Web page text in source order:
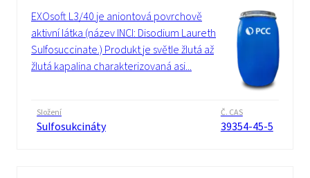
EXOsoft L3/40 je aniontová povrchově
aktivní látka (název INCI: Disodium Laureth
Sulfosuccinate.) Produkt je světle žlutá až
žlutá kapalina charakterizovaná asi...
Složení
Sulfosukcináty
Č. CAS
39354-45-5